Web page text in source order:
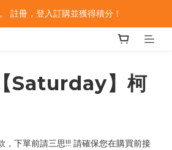
註冊，登入訂購並獲得積分！
Saturday】柯
，下單前請三思!!! 請確保您在購買前接